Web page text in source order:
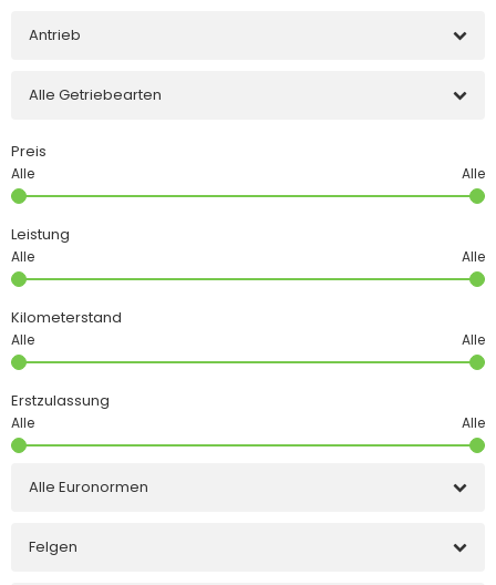
Antrieb
Alle Getriebearten
Preis
Leistung
Kilometerstand
Erstzulassung
Alle Euronormen
Felgen